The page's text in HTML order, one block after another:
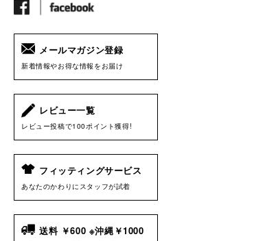
メールマガジン登録
新着情報やお得な情報をお届け
レビュー一覧
レビュー投稿で100ポイント獲得!
フィッティングサービス
あなたのかわりにスタッフが試着
送料 ￥600 ※沖縄￥1000